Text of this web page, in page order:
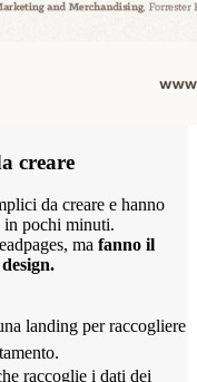
creare
da creare e hanno
in pochi minuti.
ma fanno il
landing per raccogliere
raccoglie i dati dei